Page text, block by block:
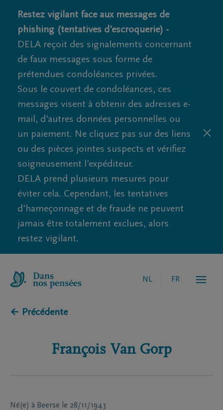
Restez vigilant face aux messages de
phishing (tentatives d'escroquerie) -
DELA reçoit des signalements concernant
de faux messages sous forme de
prétendues condoléances privées.
Sous le couvert de condoléances, ces
messages visent à obtenir des adresses e-
mail, d'autres données personnelles ou
un paiement. Ne cliquez pas sur des liens
ou des pièces jointes suspects et vérifiez
soigneusement l'expéditeur.
DELA prend plusieurs mesures pour
éviter cela. Cependant, les tentatives
d'hameçonnage et de fraude ne peuvent
jamais être totalement exclues, alors
restez vigilant.
NL FR
← Précédente
François Van Gorp
Né(e) à Beerse le 28/11/1943